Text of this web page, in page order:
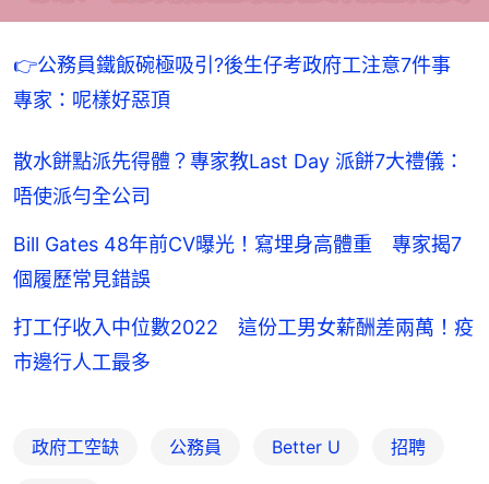
👉公務員鐵飯碗極吸引?後生仔考政府工注意7件事
專家：呢樣好惡頂
散水餅點派先得體？專家教Last Day 派餅7大禮儀：
唔使派勻全公司
Bill Gates 48年前CV曝光！寫埋身高體重 專家揭7
個履歷常見錯誤
打工仔收入中位數2022 這份工男女薪酬差兩萬！疫
市邊行人工最多
政府工空缺 公務員 Better U 招聘